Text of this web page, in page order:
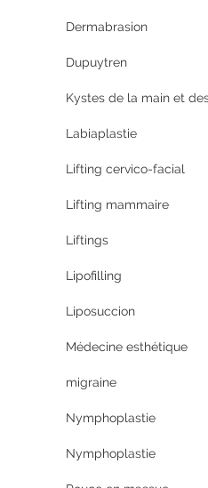
Dermabrasion
Dupuytren
Kystes de la main et
Labiaplastie
Lifting cervico-facial
Lifting mammaire
Liftings
Lipofilling
Liposuccion
Médecine esthétique
migraine
Nymphoplastie
Nymphoplastie